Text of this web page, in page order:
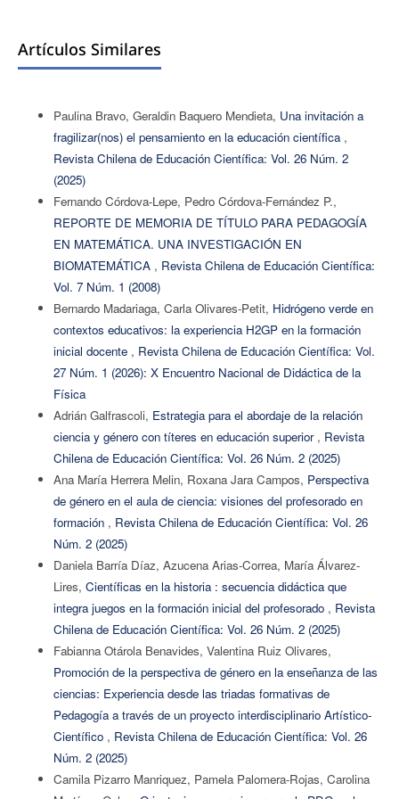
Artículos Similares
Paulina Bravo, Geraldin Baquero Mendieta, Una invitación a
fragilizar(nos) el pensamiento en la educación científica ,
Revista Chilena de Educación Científica: Vol. 26 Núm. 2
(2025)
Fernando Córdova-Lepe, Pedro Córdova-Fernández P.,
REPORTE DE MEMORIA DE TÍTULO PARA PEDAGOGÍA
EN MATEMÁTICA. UNA INVESTIGACIÓN EN
BIOMATEMÁTICA , Revista Chilena de Educación Científica:
Vol. 7 Núm. 1 (2008)
Bernardo Madariaga, Carla Olivares-Petit, Hidrógeno verde en
contextos educativos: la experiencia H2GP en la formación
inicial docente , Revista Chilena de Educación Científica: Vol.
27 Núm. 1 (2026): X Encuentro Nacional de Didáctica de la
Física
Adrián Galfrascoli, Estrategia para el abordaje de la relación
ciencia y género con títeres en educación superior , Revista
Chilena de Educación Científica: Vol. 26 Núm. 2 (2025)
Ana María Herrera Melin, Roxana Jara Campos, Perspectiva
de género en el aula de ciencia: visiones del profesorado en
formación , Revista Chilena de Educación Científica: Vol. 26
Núm. 2 (2025)
Daniela Barría Díaz, Azucena Arias-Correa, María Álvarez-
Lires, Científicas en la historia : secuencia didáctica que
integra juegos en la formación inicial del profesorado , Revista
Chilena de Educación Científica: Vol. 26 Núm. 2 (2025)
Fabianna Otárola Benavides, Valentina Ruiz Olivares,
Promoción de la perspectiva de género en la enseñanza de las
ciencias: Experiencia desde las triadas formativas de
Pedagogía a través de un proyecto interdisciplinario Artístico-
Científico , Revista Chilena de Educación Científica: Vol. 26
Núm. 2 (2025)
Camila Pizarro Manriquez, Pamela Palomera-Rojas, Carolina